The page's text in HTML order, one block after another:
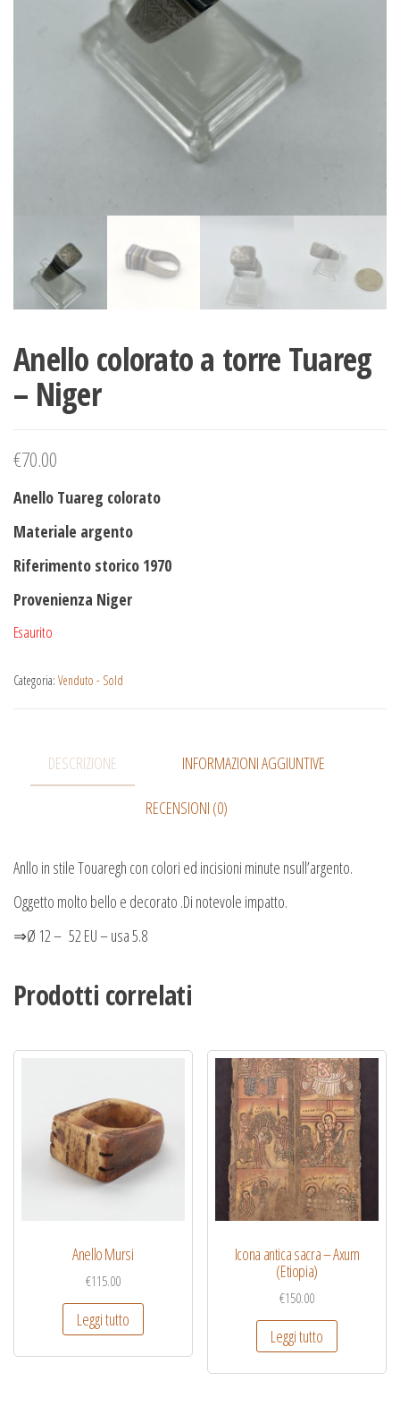
Anello colorato a torre Tuareg
– Niger
€70.00
Anello Tuareg colorato
Materiale argento
Riferimento storico 1970
Provenienza Niger
Esaurito
Categoria: Venduto - Sold
DESCRIZIONE INFORMAZIONI AGGIUNTIVE
RECENSIONI (0)
Anllo in stile Touaregh con colori ed incisioni minute nsull’argento.
Oggetto molto bello e decorato .Di notevole impatto.
⇒Ø 12 – 52 EU – usa 5.8
Prodotti correlati
Anello Mursi
€115.00
Leggi tutto
Icona antica sacra – Axum
(Etiopia)
€150.00
Leggi tutto